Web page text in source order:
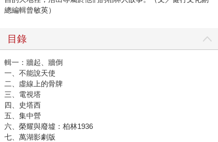
總編輯曾敏英）
目錄
輯一：牆起、牆倒
一、不能說天使
二、虛線上的骨牌
三、電視塔
四、史塔西
五、集中營
六、榮耀與廢墟：柏林1936
七、萬湖影劇版